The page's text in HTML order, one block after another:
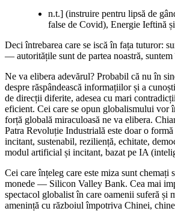
n.t.] (instruire pentru lipsă de
false de Covid), Energie Ieftină
Deci întrebarea care se iscă în fața tuturor:
― autoritățile sunt de partea noastră,
Ne va elibera adevărul? Probabil că nu în
despre răspândească informațiilor și a
de direcții diferite, adesea cu mari
eficient. Cei care se opun globalismului vor
forță globală miraculoasă ne va elibera.
Patra Revoluție Industrială este doar o
incitant, sustenabil, reziliență, echitate,
modul artificial și incitant, bazat pe IA
Cei care înțeleg care este miza sunt
monede ― Silicon Valley Bank. Cea mai
spectacol globalist în care oamenii suferă și
amenință cu războiul împotriva Chinei,